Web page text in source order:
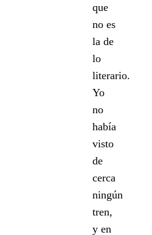
que
no es
la de
lo
literario.
Yo
no
había
visto
de
cerca
ningún
tren,
y en